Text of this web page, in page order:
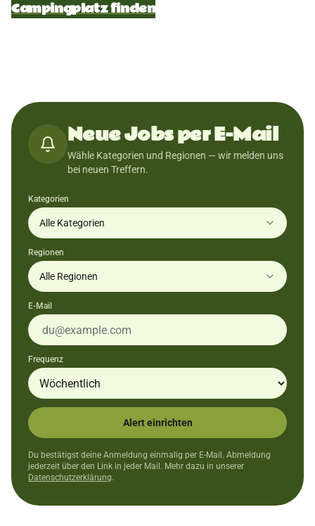
Campingplatz finden
Neue Jobs per E-Mail
Wähle Kategorien und Regionen — wir melden uns
bei neuen Treffern.
Kategorien
Alle Kategorien
Regionen
Alle Regionen
E-Mail
Frequenz
Alert einrichten
Du bestätigst deine Anmeldung einmalig per E-Mail. Abmeldung
jederzeit über den Link in jeder Mail. Mehr dazu in unserer
Datenschutzerklärung.